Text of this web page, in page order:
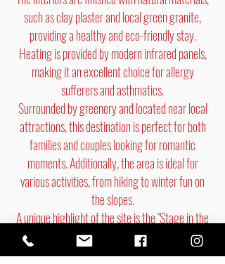
such as clay plaster and local green granite,
providing a healthy and eco-friendly stay.
Heating is provided by modern infrared panels,
making it an excellent choice for allergy
sufferers and asthmatics.
Surrounded by greenery and located near local
attractions, this destination is perfect for both
families and couples looking for romantic
moments. Additionally, the area is ideal for
various activities, from hiking to winter fun on
the slopes.
A unique highlight of the site is the "Stage in the
Mountains", a place for intimate encounters with
high-quality art and culture.